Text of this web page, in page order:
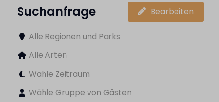
Suchanfrage Bearbeiten
Alle Regionen und Parks
Alle Arten
Wähle Zeitraum
Wähle Gruppe von Gästen